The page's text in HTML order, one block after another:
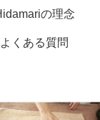
の理念
よくある質問